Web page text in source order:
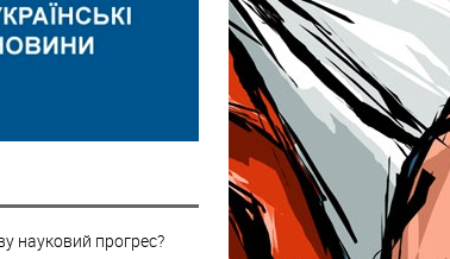
науковий прогрес?